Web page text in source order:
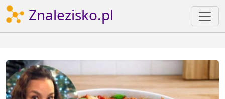
Znalezisko.pl